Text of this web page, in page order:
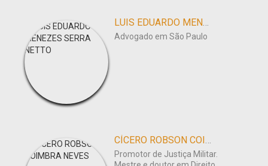
LUIS EDUARDO MENEZES SERRA NETTO
Advogado em São Paulo
CÍCERO ROBSON COIMBRA NEVES
Promotor de Justiça Militar.